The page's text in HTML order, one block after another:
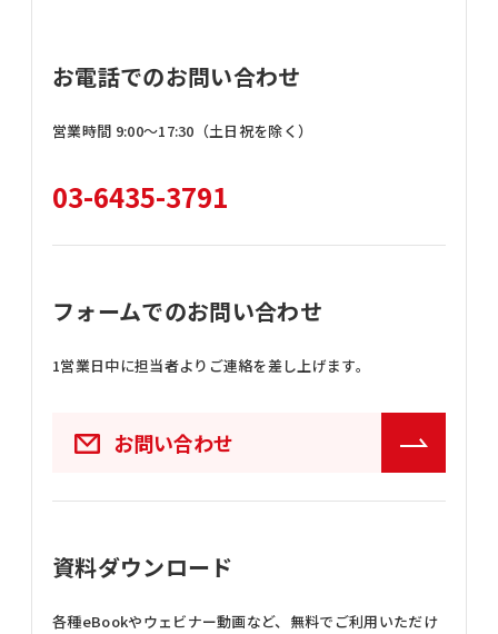
お電話でのお問い合わせ
営業時間 9:00〜17:30（土日祝を除く）
03-6435-3791
フォームでのお問い合わせ
1営業日中に担当者よりご連絡を差し上げます。
お問い合わせ
資料ダウンロード
各種eBookやウェビナー動画など、 無料でご利用いただけ